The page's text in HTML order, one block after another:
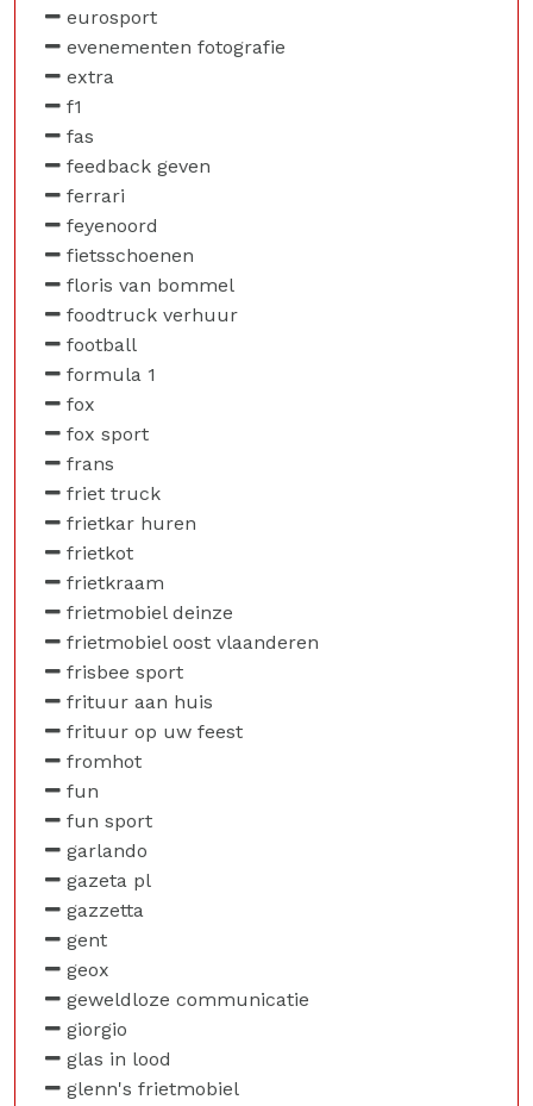
eurosport
evenementen fotografie
extra
f1
fas
feedback geven
ferrari
feyenoord
fietsschoenen
floris van bommel
foodtruck verhuur
football
formula 1
fox
fox sport
frans
friet truck
frietkar huren
frietkot
frietkraam
frietmobiel deinze
frietmobiel oost vlaanderen
frisbee sport
frituur aan huis
frituur op uw feest
fromhot
fun
fun sport
garlando
gazeta pl
gazzetta
gent
geox
geweldloze communicatie
giorgio
glas in lood
glenn's frietmobiel